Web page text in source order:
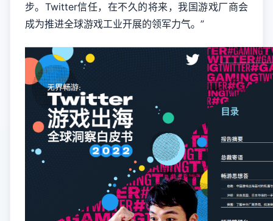
步。Twitter信任，在不久的将来，我国游戏厂商会
成为推进全球游戏工业开展的领军力气。”